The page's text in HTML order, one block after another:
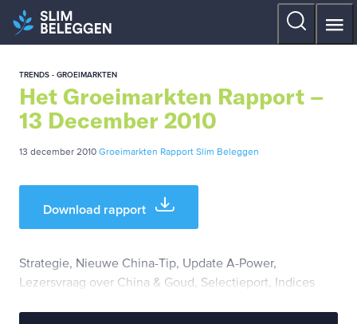
TRENDS - GROEIMARKTEN
Het Groeimarkten Rapport –
13 December 2010
13 december 2010 Groeimarkten Rapport Slim Beleggen
Download rapport
Strategie, Nieuwe China-Tip, Update A-Power,
Lezersvraag over China & Goud, Selectieport, Indices